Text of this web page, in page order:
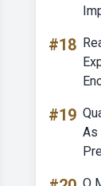
#18
#19
As